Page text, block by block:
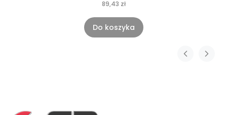
89,43 zł
Do koszyka